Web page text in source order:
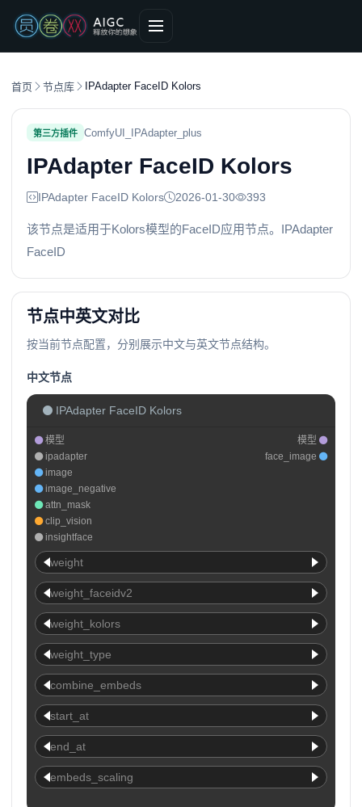
首页 节点库 IPAdapter FaceID Kolors
第三方插件 ComfyUI_IPAdapter_plus
IPAdapter FaceID Kolors
IPAdapter FaceID Kolors 2026-01-30 393
该节点是适用于Kolors模型的FaceID应用节点。IPAdapter
FaceID
节点中英文对比
按当前节点配置，分别展示中文与英文节点结构。
中文节点
IPAdapter FaceID Kolors
模型
ipadapter
image
image_negative
attn_mask
clip_vision
insightface
模型
face_image
weight
weight_faceidv2
weight_kolors
weight_type
combine_embeds
start_at
end_at
embeds_scaling